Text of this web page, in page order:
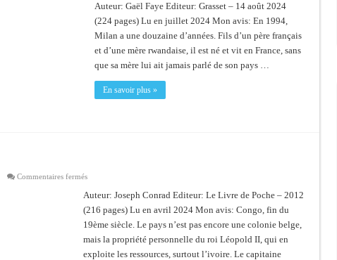
Auteur: Gaël Faye Editeur: Grasset – 14 août 2024
(224 pages) Lu en juillet 2024 Mon avis: En 1994,
Milan a une douzaine d’années. Fils d’un père français
et d’une mère rwandaise, il est né et vit en France, sans
que sa mère lui ait jamais parlé de son pays …
En savoir plus »
Commentaires ferméssur
coeur
des
ténèbres
Auteur: Joseph Conrad Editeur: Le Livre de Poche – 2012
(216 pages) Lu en avril 2024 Mon avis: Congo, fin du
19ème siècle. Le pays n’est pas encore une colonie belge,
mais la propriété personnelle du roi Léopold II, qui en
exploite les ressources, surtout l’ivoire. Le capitaine